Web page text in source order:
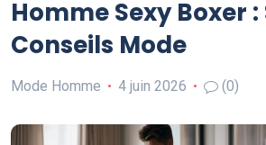
Homme Sexy Boxer
Conseils Mode
Mode Homme 4 juin 2026 (0)